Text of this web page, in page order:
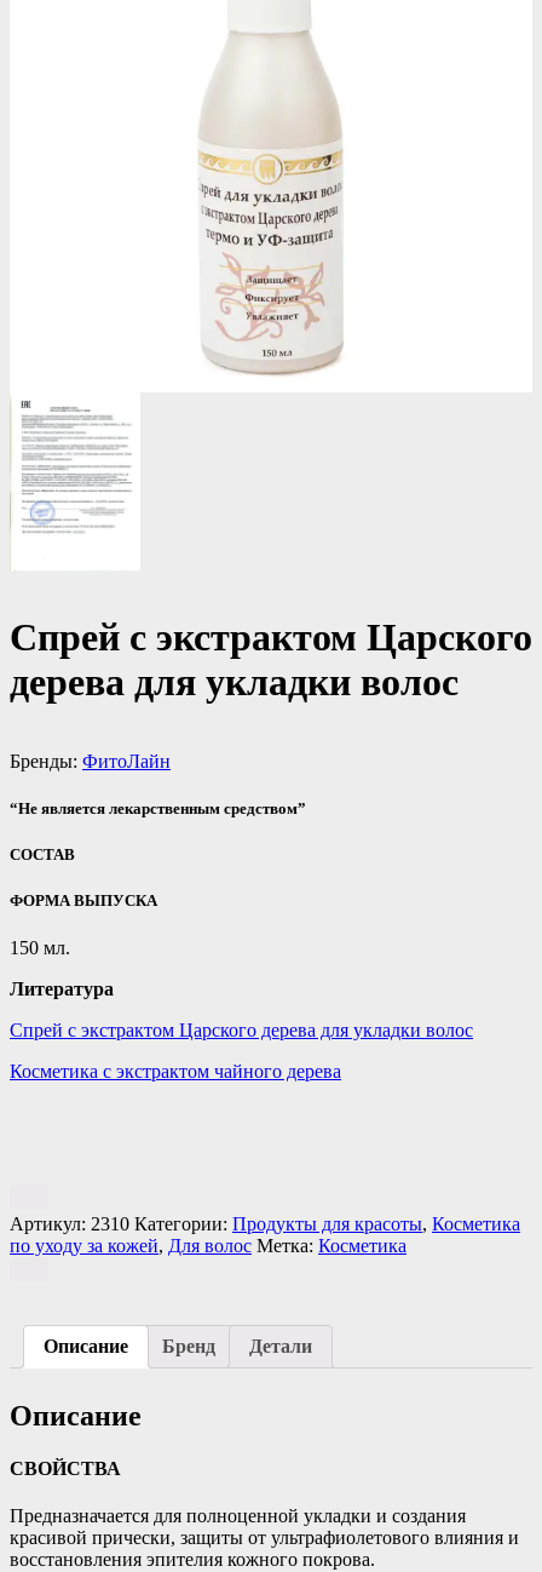
Спрей с экстрактом Царского
дерева для укладки волос
Бренды: ФитоЛайн
“Не является лекарственным средством”
СОСТАВ
ФОРМА ВЫПУСКА
150 мл.
Литература
Спрей с экстрактом Царского дерева для укладки волос
Косметика с экстрактом чайного дерева
Артикул: 2310 Категории: Продукты для красоты, Косметика
по уходу за кожей, Для волос Метка: Косметика
Описание Бренд Детали
Описание
СВОЙСТВА
Предназначается для полноценной укладки и создания
красивой прически, защиты от ультрафиолетового влияния и
восстановления эпителия кожного покрова.